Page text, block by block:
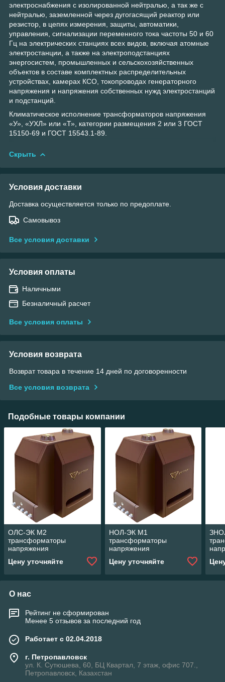
электроснабжения с изолированной нейтралью, а так же с
нейтралью, заземленной через дугогасящий реактор или
резистор, в цепях измерения, защиты, автоматики,
управления, сигнализации переменного тока частоты 50 и 60
Гц на электрических станциях всех видов, включая атомные
электростанции, а также на электроподстанциях
энергосистем, промышленных и сельскохозяйственных
объектов в составе комплектных распределительных
устройствах, камерах КСО, токопроводах генераторного
напряжения и напряжения собственных нужд электростанций
и подстанций.
Климатическое исполнение трансформаторов напряжения
«У», «УХЛ» или «Т», категории размещения 2 или 3 ГОСТ
15150-69 и ГОСТ 15543.1-89.
Скрыть
Условия доставки
Доставка осуществляется только по предоплате.
Самовывоз
Все условия доставки
Условия оплаты
Наличными
Безналичный расчет
Все условия оплаты
Условия возврата
Возврат товара в течение 14 дней по договоренности
Все условия возврата
Подобные товары компании
ОЛС-ЭК М2
трансформаторы
напряжения
Цену уточняйте
НОЛ-ЭК М1
трансформаторы
напряжения
Цену уточняйте
О нас
Рейтинг не сформирован
Менее 5 отзывов за последний год
Работает с 02.04.2018
г. Петропавловск
ул. К. Сутюшева, 60, БЦ Квартал, 7 этаж, офис 707.,
Петропавловск, Казахстан